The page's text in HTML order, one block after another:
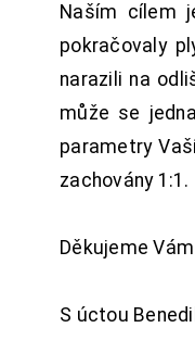
Naším cílem
pokračovaly
narazili na
může se
parametry
zachovány 1:1.
Děkujeme
S úctou